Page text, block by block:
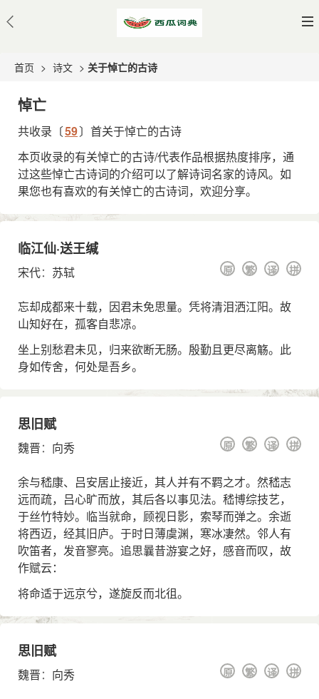
首页 > 诗文 > 关于悼亡的古诗
悼亡
共收录〔59〕首关于悼亡的古诗
本页收录的有关悼亡的古诗/代表作品根据热度排序，通
过这些悼亡古诗词的介绍可以了解诗词名家的诗风。如
果您也有喜欢的有关悼亡的古诗词，欢迎分享。
临江仙·送王缄
宋代： 苏轼 拼
译
繁
原
忘却成都来十载，因君未免思量。凭将清泪洒江阳。故
山知好在，孤客自悲凉。
坐上别愁君未见，归来欲断无肠。殷勤且更尽离觞。此
身如传舍，何处是吾乡。
思旧赋
魏晋： 向秀 拼
译
繁
原
余与嵇康、吕安居止接近，其人并有不羁之才。然嵇志
远而疏，吕心旷而放，其后各以事见法。嵇博综技艺，
于丝竹特妙。临当就命，顾视日影，索琴而弹之。余逝
将西迈，经其旧庐。于时日薄虞渊，寒冰凄然。邻人有
吹笛者，发音寥亮。追思曩昔游宴之好，感音而叹，故
作赋云：
将命适于远京兮，遂旋反而北徂。
思旧赋
魏晋： 向秀 拼
译
繁
原